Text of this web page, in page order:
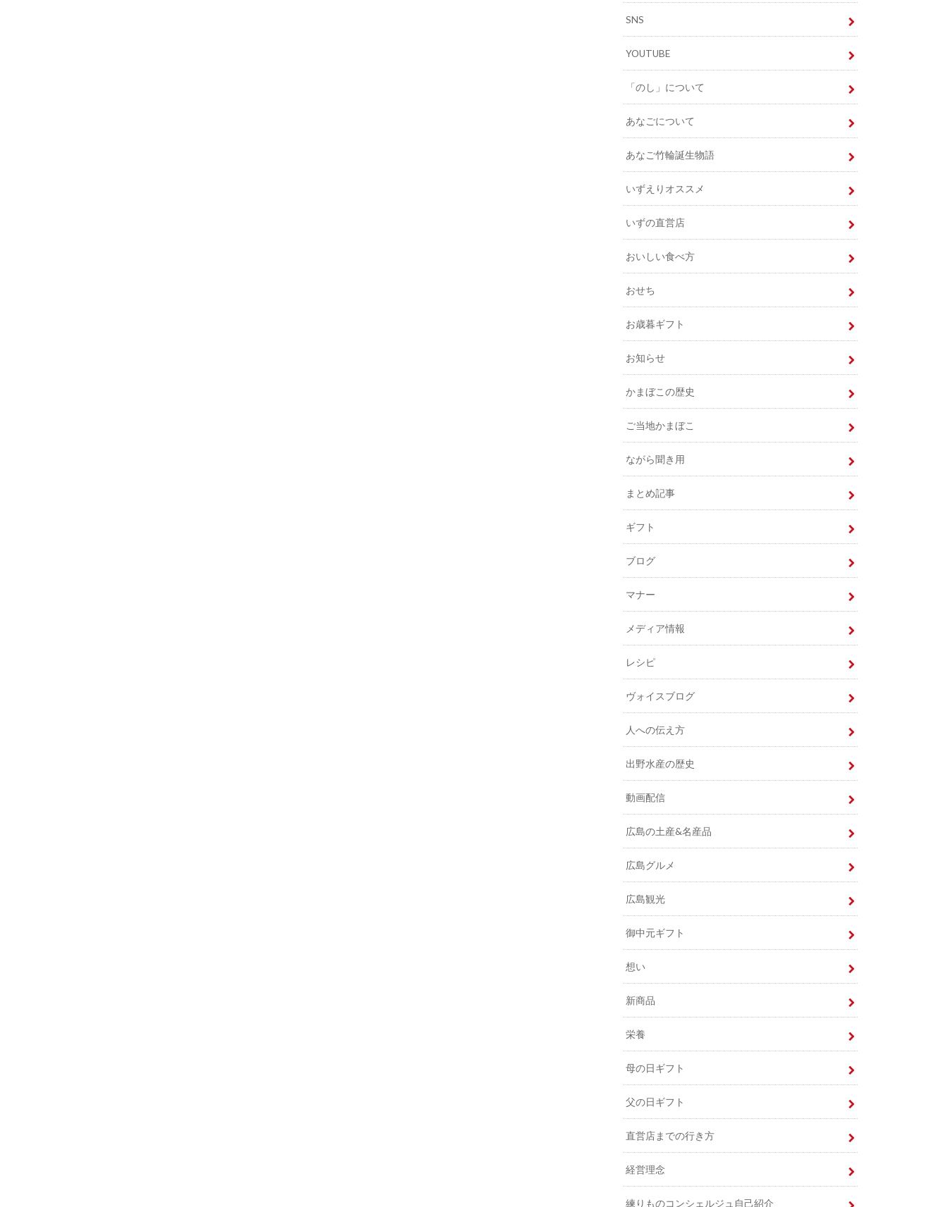
SNS
YOUTUBE
「のし」について
あなごについて
あなご竹輪誕生物語
いずえりオススメ
いずの直営店
おいしい食べ方
おせち
お歳暮ギフト
お知らせ
かまぼこの歴史
ご当地かまぼこ
ながら聞き用
まとめ記事
ギフト
ブログ
マナー
メディア情報
レシピ
ヴォイスブログ
人への伝え方
出野水産の歴史
動画配信
広島の土産&名産品
広島グルメ
広島観光
御中元ギフト
想い
新商品
栄養
母の日ギフト
父の日ギフト
直営店までの行き方
経営理念
練りものコンシェルジュ自己紹介